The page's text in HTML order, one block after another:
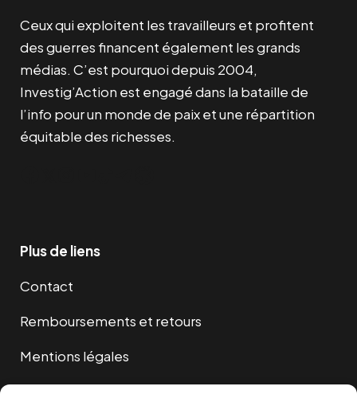
Ceux qui exploitent les travailleurs et profitent
des guerres financent également les grands
médias. C’est pourquoi depuis 2004,
Investig’Action est engagé dans la bataille de
l’info pour un monde de paix et une répartition
équitable des richesses.
Plus de liens
Contact
Remboursements et retours
Mentions légales